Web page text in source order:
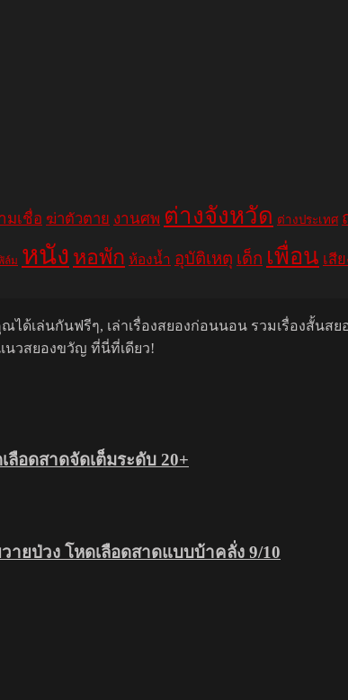
มเชื่อ ฆ่าตัวตาย งานศพ ต่างจังหวัด ต่างประเทศ
ล์ม หนัง หอพัก ห้องน้ำ อุบัติเหตุ เด็ก เพื่อน เสีย
ณได้เล่นกันฟรีๆ, เล่าเรื่องสยองก่อนนอน รวมเรื่องสั้
นวสยองขวัญ ที่นี่ที่เดียว!
ลือดสาดจัดเต็มระดับ 20+
ายป่วง โหดเลือดสาดแบบบ้าคลั่ง 9/10